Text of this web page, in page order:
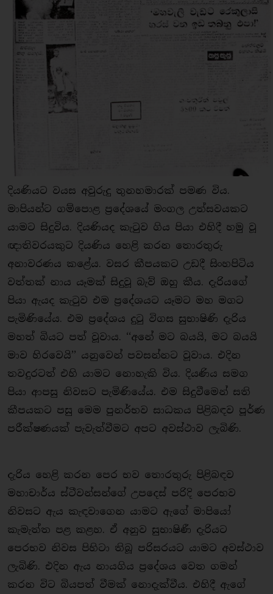
දියණියට වයස අවුරුදු තුනහමාරක් පමණ විය.
මාපියන්ට ගම්පොළ ප්‍රදේශයේ මංගල උත්සවයකට
යාමට සිදුවිය. දියණියද කැටුව ගිය පියා එහිදී හමු වූ
ඥාතිවරයකුට දියණිය හෙළි කරන තොරතුරු
අනාවරණය කළේය. වසර කීපයකට උඩදී සිංහපිටිය
වත්තක් නාය යෑමක් සිදුවූ බැව් ඔහු කීය. දැරියගේ
පියා ඇයද කැටුව එම ප්‍රදේශයට යෑමට මහ මගට
පැමිණියේය. එම ප්‍රදේශය දුටු විගස සුභාෂිණි දැරිය
මහත් බියට පත් වූවාය. ‘‘අනේ මට බයයි, මට බයයි
මාව හිරවෙයි’’ යනුවෙන් පවසන්නට වූවාය. එදින
තවදුරටත් එහි යාමට නොහැකි විය. දියණිය සමග
පියා ආපසු නිවසට පැමිණියේය. එම සිදුවීමෙන් සති
කීපයකට පසු මෙම පුනර්භව සාධකය පිළිබඳව පූර්ණ
පරීක්ෂණයක් පැවැත්වීමට අපට අවස්ථාව ලැබිණි.
දැරිය හෙළි කරන පෙර භව තොරතුරු පිළිබඳව
මහාචාර්ය ස්ටීවන්සන්ගේ උපදෙස් පරිදි පෙරභව
නිවසට ඇය කැඳවාගෙන යාමට ඇගේ මාපියෝ
කැමැත්ත පළ කළහ. ඒ අනුව සුභාෂිණී දැරියට
පෙරභව නිවස පිහිටා තිබූ පරිසරයට යාමට අවස්ථාව
ලැබිණි. එදින ඇය නායගිය ප්‍රදේශය වෙත ගමන්
කරන විට බියපත් වීමක් නොදැක්වීය. එහිදී ඇගේ